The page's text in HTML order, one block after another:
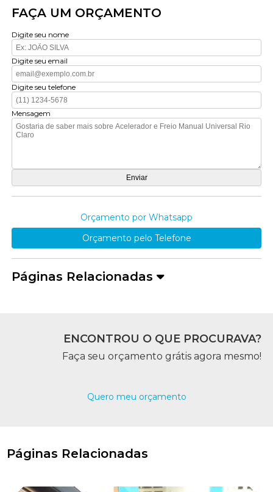
FAÇA UM ORÇAMENTO
Digite seu nome
Digite seu email
Digite seu telefone
Mensagem
Orçamento por Whatsapp
Orçamento pelo Telefone
Páginas Relacionadas
ENCONTROU O QUE PROCURAVA?
Faça seu orçamento grátis agora mesmo!
Quero meu orçamento
Páginas Relacionadas